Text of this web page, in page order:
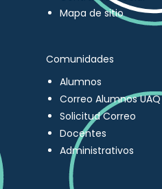
Mapa de sitio
Comunidades
Alumnos
Correo Alumnos UAQ
Solicitud Correo
Docentes
Administrativos